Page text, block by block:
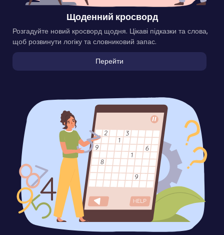
Щоденний кросворд
Розгадуйте новий кросворд щодня. Цікаві підказки та слова,
щоб розвинути логіку та словниковий запас.
Перейти